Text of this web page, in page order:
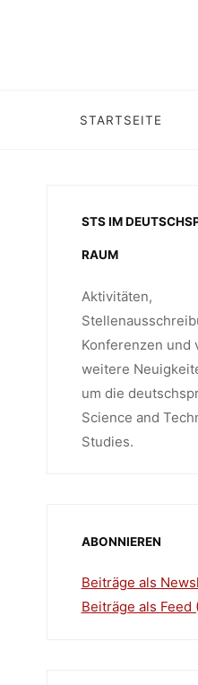
STARTSEITE
STS IM
RAUM
Aktivitäten,
Konferenzen und
weitere
um die
Science and
Studies.
ABONNIEREN
Beiträge als
Beiträge als Feed